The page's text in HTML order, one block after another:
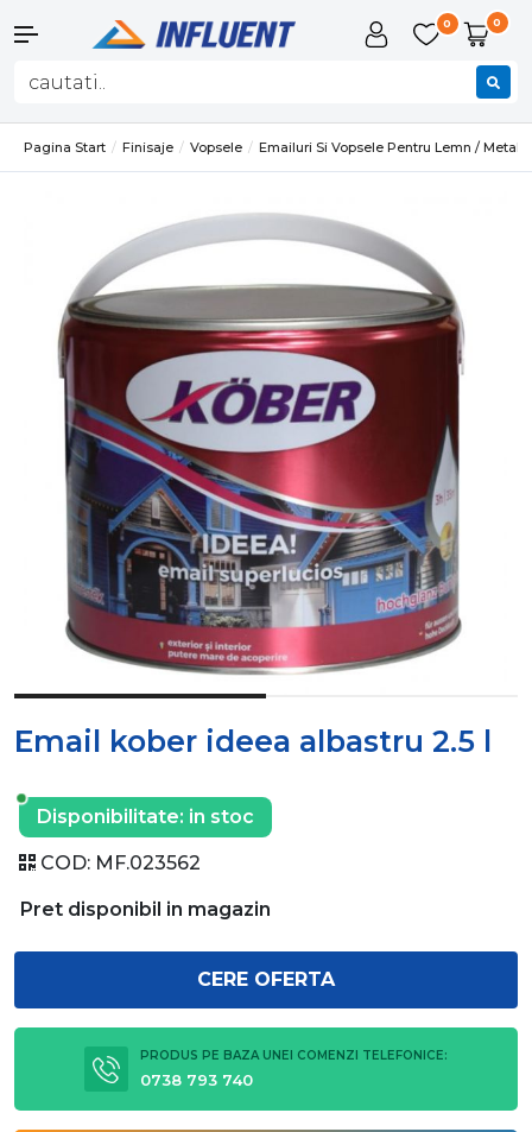
0 0
Pagina Start Finisaje Vopsele Emailuri Si Vopsele Pentru Lemn / Metal
Email kober ideea albastru 2.5 l
Disponibilitate: in stoc
COD: MF.023562
Pret disponibil in magazin
CERE OFERTA
PRODUS PE BAZA UNEI COMENZI TELEFONICE:
0738 793 740